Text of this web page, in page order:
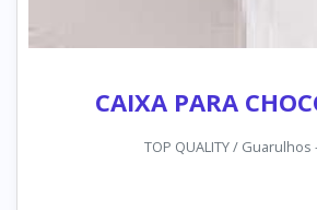
CAIXA PARA
TOP QUALITY / Guarulhos